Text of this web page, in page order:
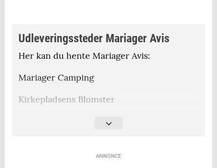
Udleveringssteder Mariager Avis
Her kan du hente Mariager Avis:
Mariager Camping
Kirkepladsens Blomster
ANNONCE